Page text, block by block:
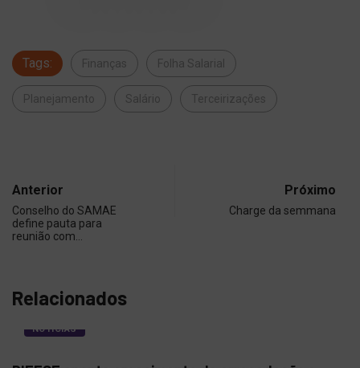
Tags: Finanças Folha Salarial
Planejamento Salário Terceirizações
Anterior
Conselho do SAMAE
define pauta para
reunião com…
Próximo
Charge da semmana
Relacionados
NOTÍCIAS